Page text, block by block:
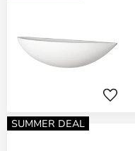
SUMMER DEAL